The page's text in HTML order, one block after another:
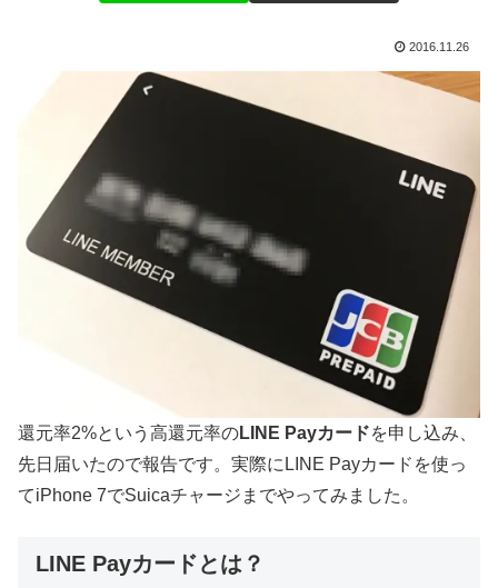
2016.11.26
還元率2%という高還元率のLINE Payカードを申し込み、
先日届いたので報告です。実際にLINE Payカードを使っ
てiPhone 7でSuicaチャージまでやってみました。
LINE Payカードとは？